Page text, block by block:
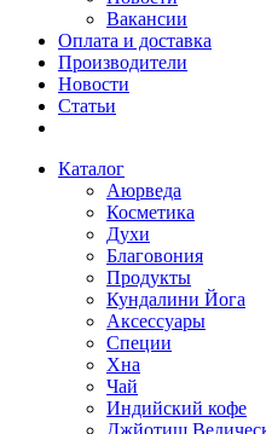
Вакансии
Оплата и доставка
Производители
Новости
Статьи
Каталог
Аюрведа
Косметика
Духи
Благовония
Продукты
Кундалини Йога
Аксессуары
Специи
Хна
Чай
Индийский кофе
Джйотиш